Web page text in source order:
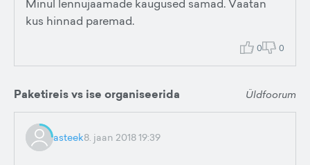
Minul lennujaamade kaugused samad. Vaatan
kus hinnad paremad.
0 0
Paketireis vs ise organiseerida Üldfoorum
asteek8. jaan 2018 19:39